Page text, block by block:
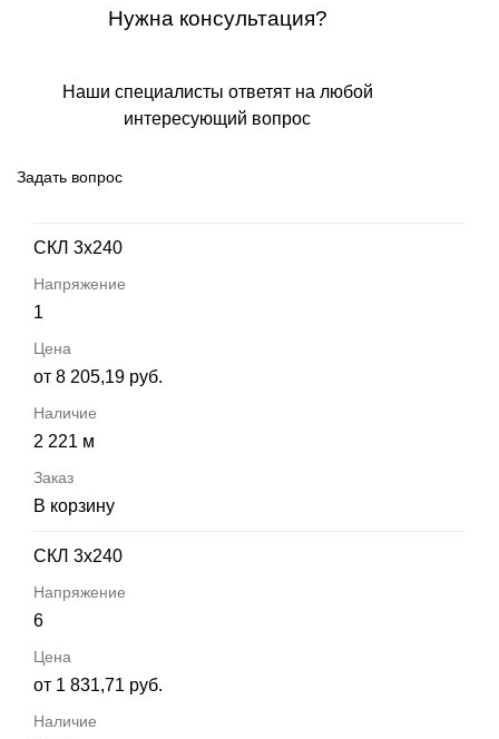
Нужна консультация?
Наши специалисты ответят на любой
интересующий вопрос
Задать вопрос
СКЛ 3х240
1
от 8 205,19 руб.
2 221 м
В корзину
СКЛ 3х240
6
от 1 831,71 руб.